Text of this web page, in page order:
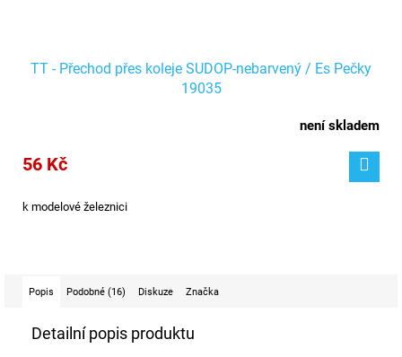
TT - Přechod přes koleje SUDOP-nebarvený / Es Pečky
19035
není skladem
56 Kč
k modelové železnici
Popis Podobné (16) Diskuze Značka
Detailní popis produktu